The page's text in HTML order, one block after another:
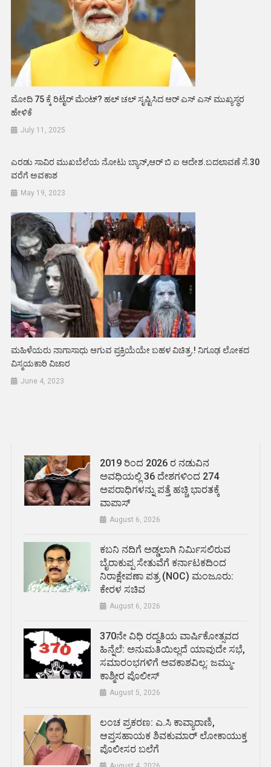
ಮೋದಿ 75 ಕ್ಕೆ ರಿಟೈರ್ ಮೆಂಟ್? ಹಲ್ ಚಲ್ ಸೃಷ್ಟಿಸಿದ ಆರ್ ಎಸ್ ಎಸ್ ಮುಖ್ಯಸ್ಥರ
ಹೇಳಿಕೆ
July 11, 2025
ಎರಡು ಸಾವಿರ ಮುಖಬೆಲೆಯ ನೋಟು ಬ್ಯಾನ್,ಆರ್ ಬಿ ಐ ಆದೇಶ.ಬದಲಾವಣೆ ಸೆ.30
ವರೆಗೆ ಅವಕಾಶ
May 19, 2023
ಮಹಿಳೆಯರು ನಾಗಾಸಾಧು ಆಗುವ ಪ್ರಕ್ರಿಯೆಯೇ ಬಹಳ ವಿಚಿತ್ರ.! ನಿಗೂಢ ಲೋಕದ
ವಿಸ್ಮಯಕಾರಿ ವಿಚಾರ
June 4, 2023
2019 ರಿಂದ 2026 ರ ನಡುವಿನ
ಅವಧಿಯಲ್ಲಿ 36 ದೇಶಗಳಿಂದ 274
ಅಪರಾಧಿಗಳನ್ನು ಪತ್ತೆ ಹಚ್ಚಿ ಭಾರತಕ್ಕೆ
ವಾಪಾಸ್
August 6, 2026
ಕಬನಿ ನದಿಗೆ ಅಡ್ಡಲಾಗಿ ನಿರ್ಮಿಸಲಿರುವ
ಬೈರಾಕುಪ್ಪ ಸೇತುವೆಗೆ ಕರ್ನಾಟಕದಿಂದ
ನಿರಾಕ್ಷೇಪಣಾ ಪತ್ರ (NOC) ಮಂಜೂರು:
ಕೇರಳ ಸಚಿವ
August 6, 2026
370ನೇ ವಿಧಿ ರದ್ದತಿಯ ವಾರ್ಷಿಕೋತ್ಸವದ
ಹಿನ್ನೆಲೆ: ಅನುಮತಿಯಿಲ್ಲದೆ ಯಾವುದೇ ಸಭೆ,
ಸಮಾರಂಭಗಳಿಗೆ ಅವಕಾಶವಿಲ್ಲ: ಜಮ್ಮು-
ಕಾಶ್ಮೀರ ಪೊಲೀಸ್
August 5, 2026
ಲಂಚ ಪ್ರಕರಣ: ಎ.ಸಿ ಕಾವ್ಯಾರಾಣಿ,
ಆಪ್ತಸಹಾಯಕ ಶಿವಕುಮಾರ್‌ ಲೋಕಾಯುಕ್ತ
ಪೊಲೀಸರ ಬಲೆಗೆ